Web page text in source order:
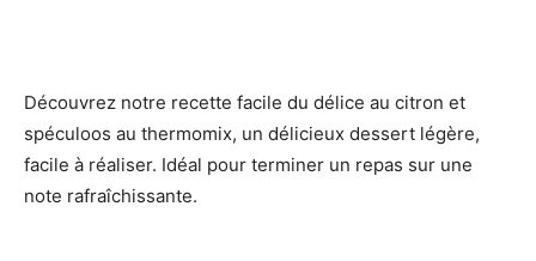
Découvrez notre recette facile du délice au citron et
spéculoos au thermomix, un délicieux dessert légère,
facile à réaliser. Idéal pour terminer un repas sur une
note rafraîchissante.